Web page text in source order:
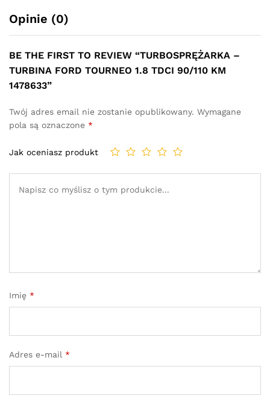
Opinie (0)
BE THE FIRST TO REVIEW “TURBOSPRĘŻARKA –
TURBINA FORD TOURNEO 1.8 TDCI 90/110 KM
1478633”
Twój adres email nie zostanie opublikowany. Wymagane
pola są oznaczone *
Jak oceniasz produkt
Imię *
Adres e-mail *